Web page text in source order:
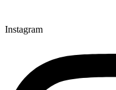
Instagram